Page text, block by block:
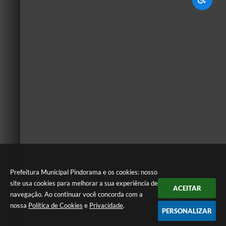
Prefeitura Municipal Pindorama e os cookies: nosso
site usa cookies para melhorar a sua experiência de
navegação. Ao continuar você concorda com a
nossa Política de Cookies e Privacidade.
ACEITAR
PERSONALIZAR